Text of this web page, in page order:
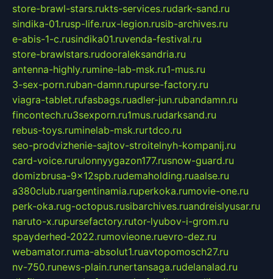
store-brawl-stars.rukts-services.rudark-sand.ru
sindika-01.rusp-life.rux-legion.rusib-archives.ru
e-abis-1-c.rusindika01.ruvenda-festival.ru
store-brawlstars.rudooraleksandria.ru
antenna-highly.rumine-lab-msk.ru1-mus.ru
3-sex-porn.ruban-damn.rupurse-factory.ru
viagra-tablet.rufasbags.ruadler-jun.rubandamn.ru
fincontech.ru3sexporn.ru1mus.rudarksand.ru
rebus-toys.ruminelab-msk.rurtdco.ru
seo-prodvizhenie-sajtov-stroitelnyh-kompanij.ru
card-voice.rurulonnyygazon177.rusnow-guard.ru
domizbrusa-9x12spb.rudemaholding.ruaalse.ru
a380club.ruargentinamia.ruperkoka.rumovie-one.ru
perk-oka.rug-octopus.rusibarchives.ruandreislyusar.ru
naruto-x.rupursefactory.rutor-lyubov-i-grom.ru
spayderhed-2022.rumovieone.ruevro-dez.ru
webamator.ruma-absolut1.ruavtopomosch27.ru
nv-750.runews-plain.runertansaga.rudelanalad.ru